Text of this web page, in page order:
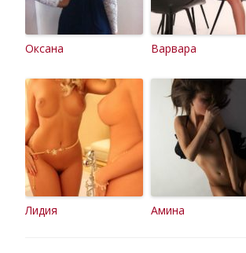
Оксана Варвара
Лидия Амина